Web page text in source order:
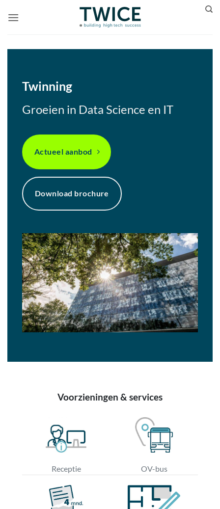
naar
Twinning
Groeien in Data Science en IT
Actueel aanbod
Download brochure
Voorzieningen & services
Receptie OV-bus